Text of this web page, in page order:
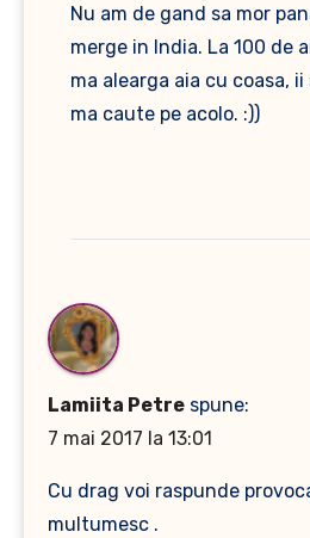
Nu am de gand sa mor
merge in India. La 100 de
ma alearga aia cu coasa, ii
ma caute pe acolo. :))
Lamiita Petre spune:
7 mai 2017 la 13:01
Cu drag voi raspunde
multumesc .